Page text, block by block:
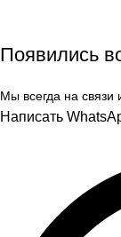
Появились
Мы всегда на связи
Написать